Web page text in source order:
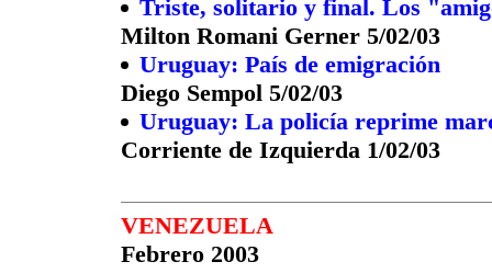
Triste, solitario y final. Los
Milton Romani Gerner 5/02/03
Uruguay: País de emigración
Diego Sempol 5/02/03
Uruguay: La policía reprime
Corriente de Izquierda 1/02/03
VENEZUELA
Febrero 2003